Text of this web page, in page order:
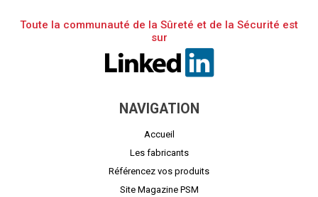
Toute la communauté de la Sûreté et de la Sécurité est
sur
NAVIGATION
Accueil
Les fabricants
Référencez vos produits
Site Magazine PSM